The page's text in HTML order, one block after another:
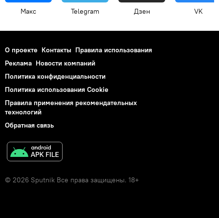
Макс Telegram Дзен VK
О проекте Контакты Правила использования
Реклама Новости компаний
Политика конфиденциальности
Политика использования Cookie
Правила применения рекомендательных
технологий
Обратная связь
© 2026 Sputnik Все права защищены. 18+